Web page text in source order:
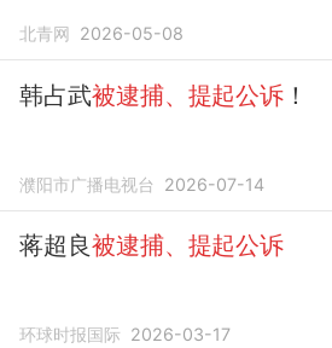
北青网 2026-05-08
韩占武被逮捕、提起公诉 ！
濮阳市广播电视台 2026-07-14
蒋超良被逮捕、提起公诉
环球时报国际 2026-03-17